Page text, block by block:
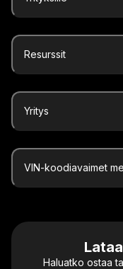
Resurssit
Yritys
VIN-koodiavaimet
Haluatko ostaa